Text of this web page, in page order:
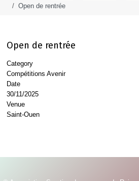
Open de rentrée
Open de rentrée
Category
Compétitions Avenir
Date
30/11/2025
Venue
Saint-Ouen